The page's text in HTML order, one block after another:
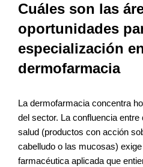
Cuáles son las
oportunidades
especialización
dermofarmacia
La dermofarmacia concentra
del sector. La confluencia
salud (productos con acción
cabelludo o las mucosas)
farmacéutica aplicada que